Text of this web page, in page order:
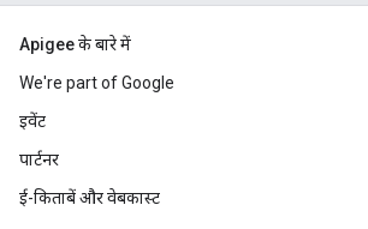
Apigee के बारे में
We're part of Google
इवेंट
पार्टनर
ई-किताबें और वेबकास्ट